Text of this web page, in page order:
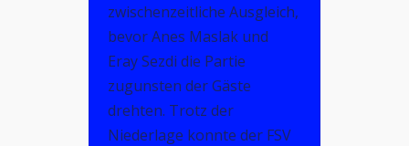
zwischenzeitliche Ausgleich,
bevor Anes Maslak und
Eray Sezdi die Partie
zugunsten der Gäste
drehten. Trotz der
Niederlage konnte der FSV